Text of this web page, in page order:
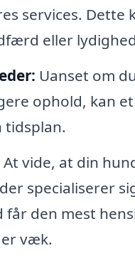
services.
eller
Uanset om
ophold, kan
tidsplan.
At vide, at din
specialiserer
den mest
væk.